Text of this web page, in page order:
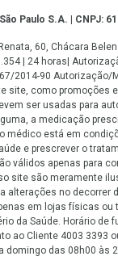
Paulo S.A. | CNPJ:
60, Chácara
| 24 horas|
2014-90 Autorização/
site, como promoções
ser usadas para
a medicação
médico está em
e prescrever o
válidos apenas para
site são meramente
alterações no decorrer
em lojas físicas ou
da Saúde. Horário de
ao Cliente 4003 3393
domingo das 08h00 às